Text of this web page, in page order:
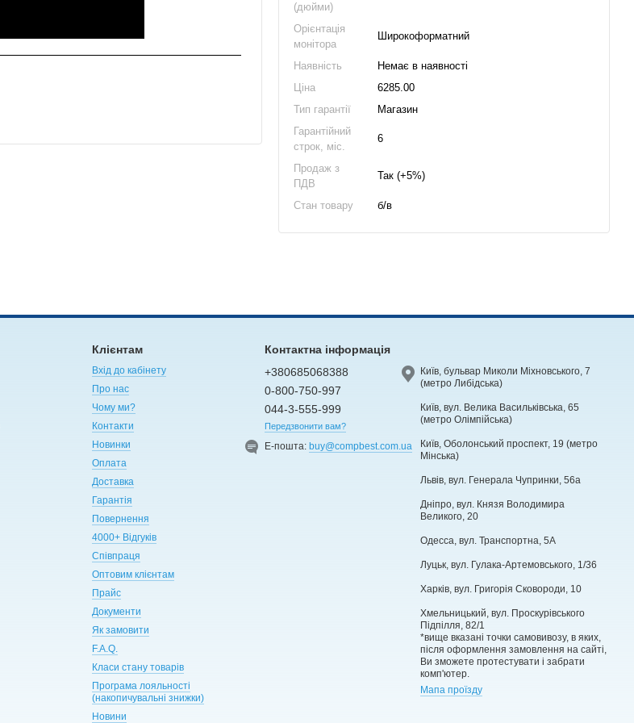
(дюйми)
Орієнтація
монітора
Широкоформатний
Наявність
Немає в наявності
Ціна
6285.00
Тип гарантії
Магазин
Гарантійний
строк, міс.
6
Продаж з
ПДВ
Так (+5%)
Стан товару б/в
Клієнтам
Вхід до кабінету
Про нас
Чому ми?
Контакти
Новинки
Оплата
Доставка
Гарантія
Повернення
4000+ Відгуків
Співпраця
Оптовим клієнтам
Прайс
Документи
Як замовити
F.A.Q.
Класи стану товарів
Програма лояльності
(накопичувальні знижки)
Новини
Контактна інформація
+380685068388
0-800-750-997
044-3-555-999
Передзвонити вам?
Е-пошта:buy@compbest.com.ua
Київ, бульвар Миколи Міхновського, 7
(метро Либідська)
Київ, вул. Велика Васильківська, 65
(метро Олімпійська)
Київ, Оболонський проспект, 19 (метро
Мінська)
Львів, вул. Генерала Чупринки, 56а
Дніпро, вул. Князя Володимира
Великого, 20
Одесса, вул. Транспортна, 5А
Луцьк, вул. Гулака-Артемовського, 1/36
Харків, вул. Григорія Сковороди, 10
Хмельницький, вул. Проскурівського
Підпілля, 82/1
*вище вказані точки самовивозу, в яких,
після оформлення замовлення на сайті,
Ви зможете протестувати і забрати
комп'ютер.
Мапа проїзду